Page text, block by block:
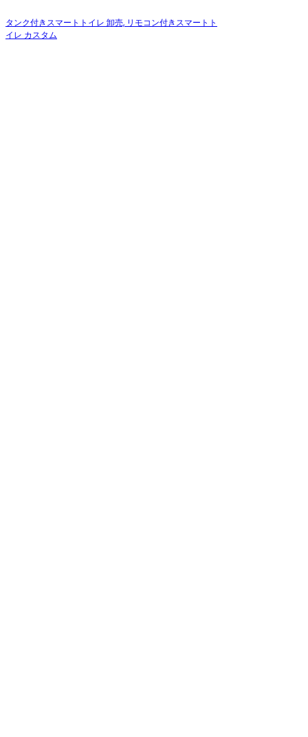
タンク付きスマートトイレ 卸売, リモコン付きスマートト
イレ カスタム